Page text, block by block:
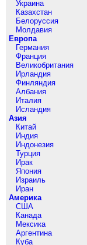
Украина
Казахстан
Белоруссия
Молдавия
Европа
Германия
Франция
Великобритания
Ирландия
Финляндия
Албания
Италия
Исландия
Азия
Китай
Индия
Индонезия
Турция
Ирак
Япония
Израиль
Иран
Америка
США
Канада
Мексика
Аргентина
Куба